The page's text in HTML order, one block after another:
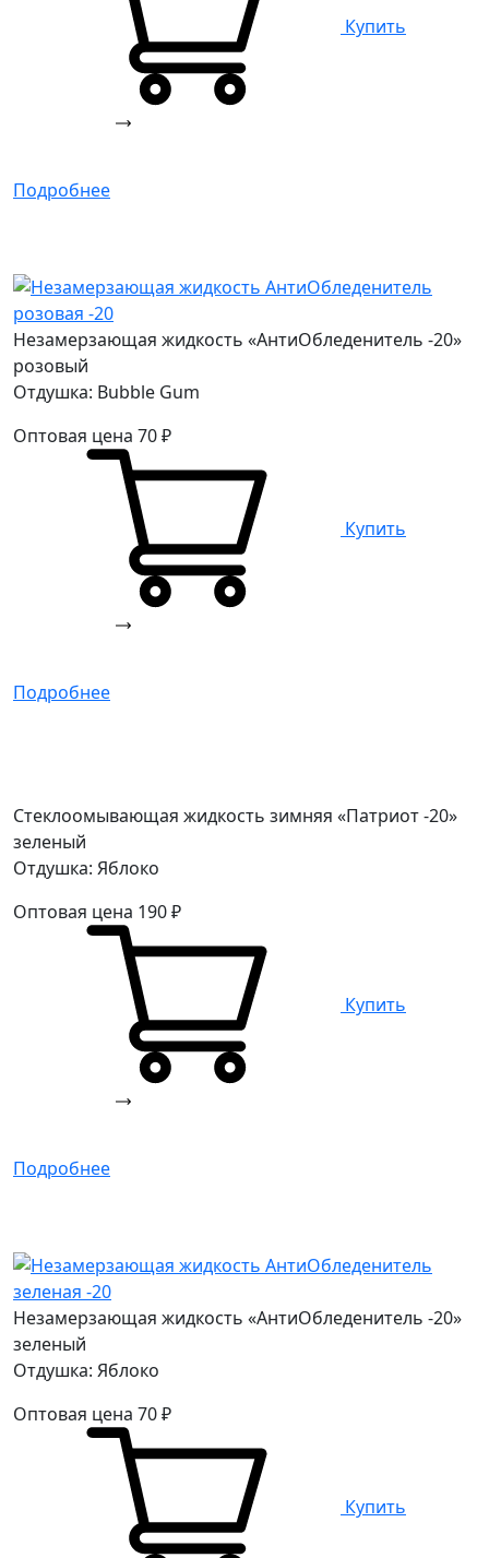
Купить
Подробнее
Незамерзающая жидкость «АнтиОбледенитель -20»
розовый
Отдушка: Bubble Gum
Оптовая цена 70₽
Купить
Подробнее
Стеклоомывающая жидкость зимняя «Патриот -20»
зеленый
Отдушка: Яблоко
Оптовая цена 190₽
Купить
Подробнее
Незамерзающая жидкость «АнтиОбледенитель -20»
зеленый
Отдушка: Яблоко
Оптовая цена 70₽
Купить